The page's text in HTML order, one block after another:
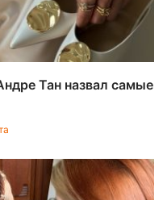
Тан назвал самые